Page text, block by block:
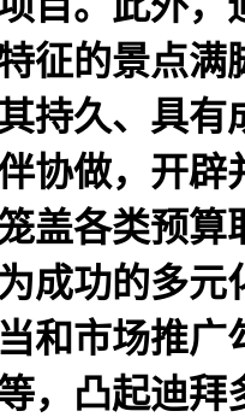
征的景点满
持久、具有
协做，开辟
盖各类预算
成功的多元
和市场推广
，凸起迪拜